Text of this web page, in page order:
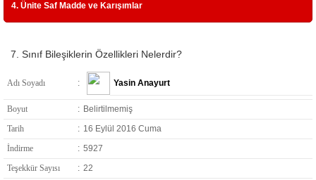
4. Ünite Saf Madde ve Karışımlar
7. Sınıf Bileşiklerin Özellikleri Nelerdir?
Adı Soyadı : Yasin Anayurt
Boyut : Belirtilmemiş
Tarih
: 16 Eylül 2016 Cuma
İndirme
: 5927
Teşekkür Sayısı
: 22